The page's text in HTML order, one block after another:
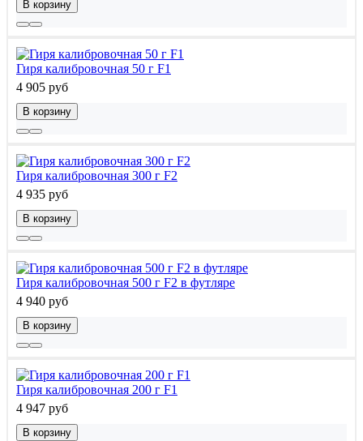
В корзину
Гиря калибровочная 50 г F1
4 905 руб
В корзину
Гиря калибровочная 300 г F2
4 935 руб
В корзину
Гиря калибровочная 500 г F2 в футляре
4 940 руб
В корзину
Гиря калибровочная 200 г F1
4 947 руб
В корзину